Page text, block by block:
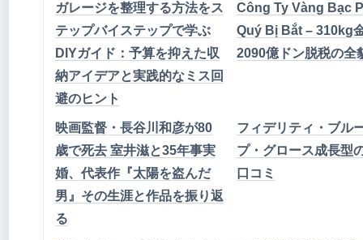
ガレージを整理する方法をス
テップバイステップで学ぶ
DIYガイド：予算を抑えた収
納アイデアと実践的なミス回
避のヒント
Công Ty Vàng Bạc
Quý Bị Bắt – 310kg
2090億ドン脱税の全
映画監督・長谷川和彦が80
歳で死去 室井滋と35年事実
婚、代表作『太陽を盗んだ
男』その生涯と作品を振り返
る
フィデリティ・ブル
プ・グロース成長型
口コミ